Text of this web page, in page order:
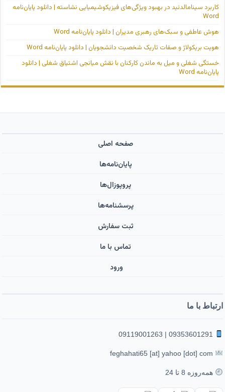
کاربرد سینامالدئید در بهبود ویژگی‌های فیزیکوشیمیایی نشاسته | دانلود پایان‌نامه
Word
هوش عاطفی و سبک‌های رهبری مدیران | دانلود پایان‌نامه Word
هویت بریکولاژ و صفات تاریک شخصیت دانشجویان | دانلود پایان‌نامه Word
خستگی شغلی و میل به ماندن کارکنان با نقش میانجی اشتیاق شغلی | دانلود
پایان‌نامه Word
صفحه اصلی
پایان‌نامه‌ها
پروپوزال‌ها
پرسشنامه‌ها
ثبت سفارش
تماس با ما
ورود ‌
ارتباط با ما
همه‌روزه 8 تا 24